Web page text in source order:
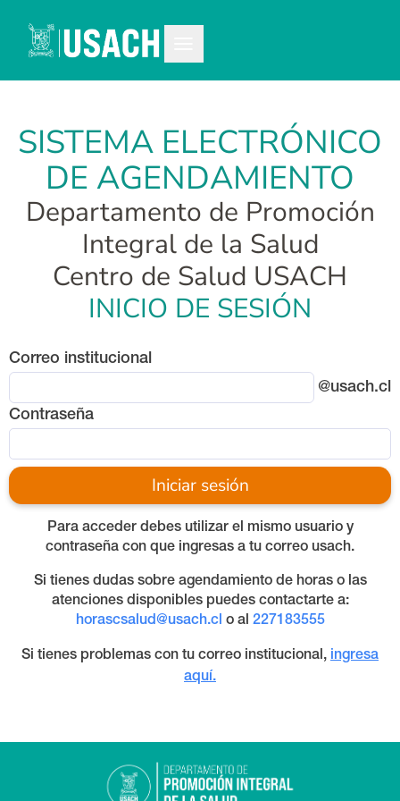
SISTEMA ELECTRÓNICO
DE AGENDAMIENTO
Departamento de Promoción
Integral de la Salud
Centro de Salud USACH
INICIO DE SESIÓN
Correo institucional
@usach.cl
Contraseña
Iniciar sesión
Para acceder debes utilizar el mismo usuario y
contraseña con que ingresas a tu correo usach.
Si tienes dudas sobre agendamiento de horas o las
atenciones disponibles puedes contactarte a:
horascsalud@usach.cl o al 227183555
Si tienes problemas con tu correo institucional, ingresa
aquí.